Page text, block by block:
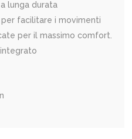
lunga durata
facilitare i movimenti
per il massimo comfort.